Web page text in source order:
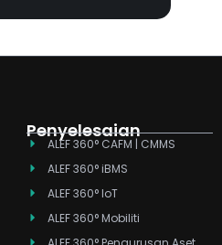
Penyelesaian
ALEF 360° CAFM | CMMS
ALEF 360° iBMS
ALEF 360° IoT
ALEF 360° Mobiliti